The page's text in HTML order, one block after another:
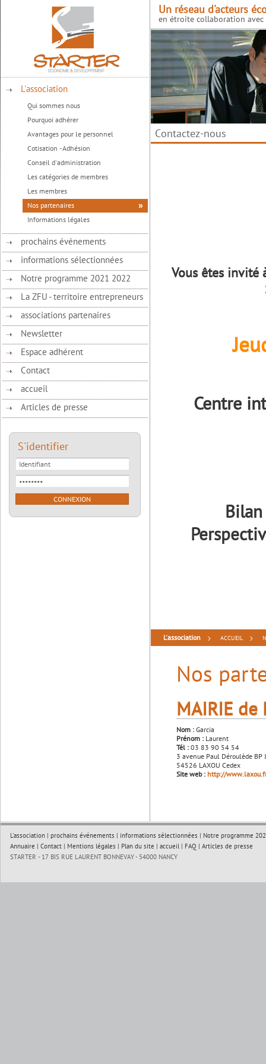
L'association
Qui sommes nous
Pourquoi adhérer
Avantages pour le personnel
Cotisation - Adhésion
Conseil d'administration
Les catégories de membres
Les membres
Nos partenaires
Informations légales
prochains événements
informations sélectionnées
Notre programme 2021 2022
La ZFU - territoire entrepreneurs
associations partenaires
Newsletter
Espace adhérent
Contact
accueil
Articles de presse
S'identifier
Un réseau d'acteurs
en étroite collaboration
Contactez-nous
Vous êtes invité
Centre
L'association ACCUEIL
Nos
MAIRIE de
Nom :Garcia
Prénom :Laurent
Tél :03 83 90 54 54
3 avenue Paul Déroulède BP
54526 LAXOU Cedex
Site web : http://
L'association| prochains événements | informations sélectionnées | Notre programme
Annuaire | Contact| Mentions légales | Plan du site | accueil| FAQ | Articles de presse
STARTER - 17 BIS RUE LAURENT BONNEVAY - 54000 NANCY